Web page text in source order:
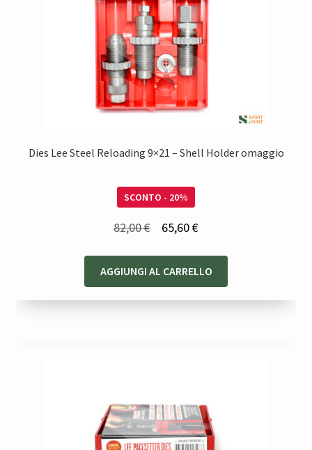
Dies Lee Steel Reloading 9×21 – Shell Holder omaggio
SCONTO - 20%
82,00€
originale
era:
65,60€Il
attuale
è:
AGGIUNGI AL CARRELLO